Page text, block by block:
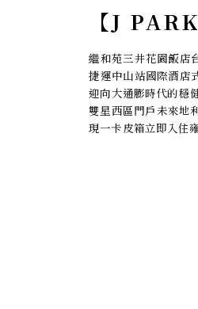
【J
繼和苑三井花園飯店
捷運中山站國際酒店
迎向大通膨時代的穩
雙星西區門戶未來地
現一卡皮箱立即入住